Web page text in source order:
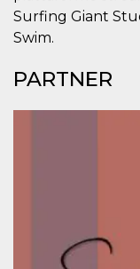
Surfing Giant
Swim.
PARTNER
c_user